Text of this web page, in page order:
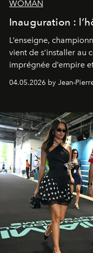
WOMAN
Inauguration :
L’enseigne,
vient de s’installer
imprégnée d’empire
04.05.2026 by Jean-